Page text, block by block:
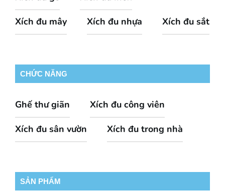
Xích đu mây Xích đu nhựa Xích đu sắt
CHỨC NĂNG
Ghế thư giãn Xích đu công viên
Xích đu sân vườn Xích đu trong nhà
SẢN PHẨM